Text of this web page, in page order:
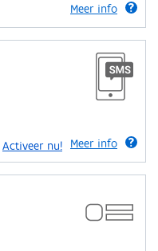
Meer info
Meer info
Activeer nu!